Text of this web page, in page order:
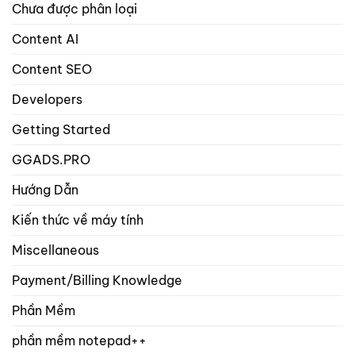
Chưa được phân loại
Content AI
Content SEO
Developers
Getting Started
GGADS.PRO
Hướng Dẫn
Kiến thức về máy tính
Miscellaneous
Payment/Billing Knowledge
Phần Mềm
phần mềm notepad++